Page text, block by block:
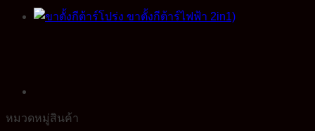
โปร่ง
Acoustic
302
หมวดหมู่สินค้า